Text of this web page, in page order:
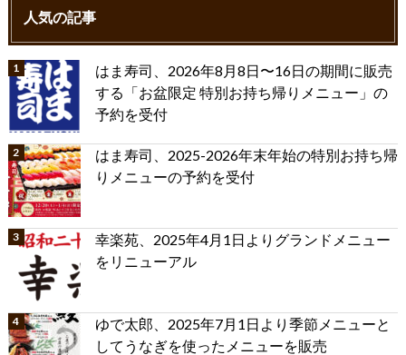
人気の記事
はま寿司、2026年8月8日〜16日の期間に販売
する「お盆限定 特別お持ち帰りメニュー」の
予約を受付
はま寿司、2025-2026年末年始の特別お持ち帰
りメニューの予約を受付
幸楽苑、2025年4月1日よりグランドメニュー
をリニューアル
ゆで太郎、2025年7月1日より季節メニューと
してうなぎを使ったメニューを販売